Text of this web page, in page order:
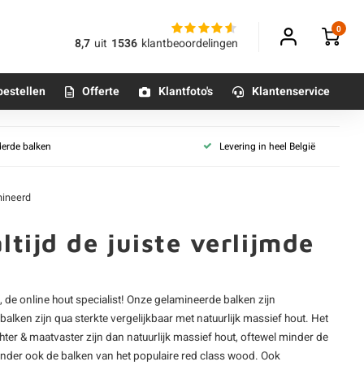
8,7 uit 1536 klantbeoordelingen
0
(vers)
18-20%
8-12% (droog)
Dakspanten
Alle balken & palen
binnen
Tafel onderstel - metaal
Alle poten & onderstellen
Offerte Klantfoto's Klantenservice
balken Levering in heel België
de juiste verlijmde
online hout specialist! Onze gelamineerde balken zijn
zijn qua sterkte vergelijkbaar met natuurlijk massief hout. Het
& maatvaster zijn dan natuurlijk massief hout, oftewel minder de
ook de balken van het populaire red class wood. Ook